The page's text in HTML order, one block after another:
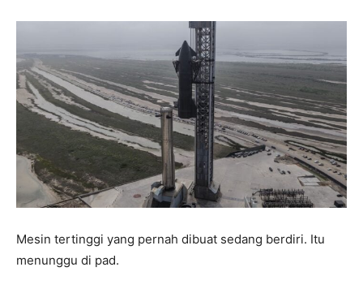
Mesin tertinggi yang pernah dibuat sedang berdiri. Itu
menunggu di pad.